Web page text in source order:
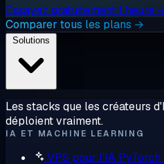
Essayez gratuitement 1 heure
Comparer tous les plans →
Les stacks que les créateurs
déploient vraiment.
IA ET MACHINE LEARNING
VPS pour l'IA